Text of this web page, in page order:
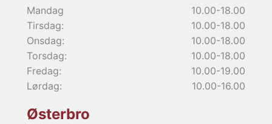
Mandag
10.00-18.00
Tirsdag:
10.00-18.00
Onsdag:
10.00-18.00
Torsdag:
10.00-18.00
Fredag:
10.00-19.00
Lørdag:
10.00-16.00
Østerbro